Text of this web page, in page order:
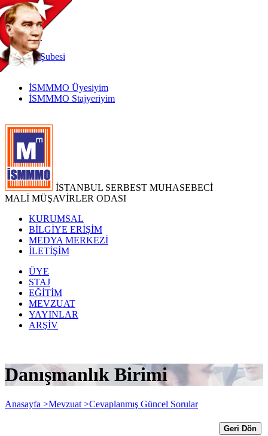
TR
|
EN
İnternetŞubesi
İSMMMO Üyesiyim
İSMMMO Stajyeriyim
İSTANBUL SERBEST MUHASEBECİ
MALİ MÜŞAVİRLER ODASI
KURUMSAL
BİLGİYE ERİŞİM
MEDYA MERKEZİ
İLETİŞİM
ÜYE
STAJ
EĞİTİM
MEVZUAT
YAYINLAR
ARŞİV
Danışmanlık Birimi
Anasayfa >Mevzuat >Cevaplanmış Güncel Sorular
Geri Dön